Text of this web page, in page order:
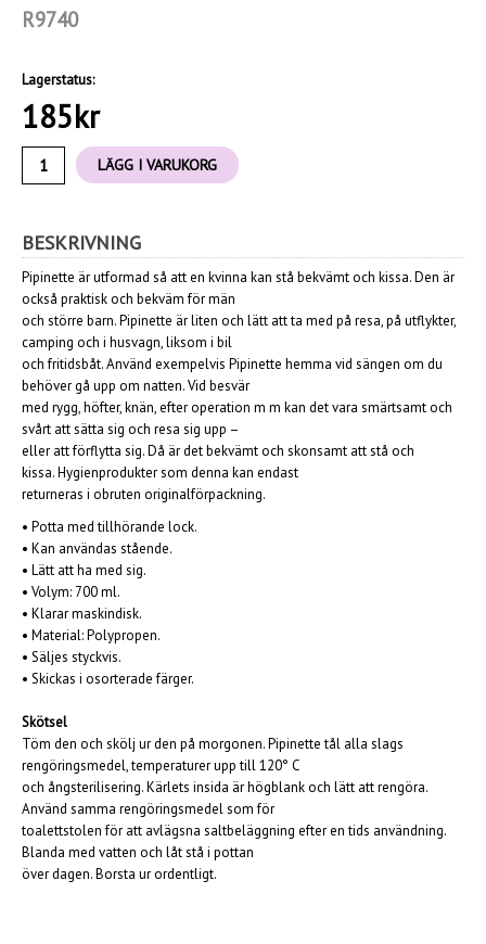
R9740
Lagerstatus:
185kr
LÄGG I VARUKORG
BESKRIVNING
Pipinette är utformad så att en kvinna kan stå bekvämt och kissa. Den är
också praktisk och bekväm för män
och större barn. Pipinette är liten och lätt att ta med på resa, på utflykter,
camping och i husvagn, liksom i bil
och fritidsbåt. Använd exempelvis Pipinette hemma vid sängen om du
behöver gå upp om natten. Vid besvär
med rygg, höfter, knän, efter operation m m kan det vara smärtsamt och
svårt att sätta sig och resa sig upp –
eller att förflytta sig. Då är det bekvämt och skonsamt att stå och
kissa. Hygienprodukter som denna kan endast
returneras i obruten originalförpackning.
• Potta med tillhörande lock.
• Kan användas stående.
• Lätt att ha med sig.
• Volym: 700 ml.
• Klarar maskindisk.
• Material: Polypropen.
• Säljes styckvis.
• Skickas i osorterade färger.
Skötsel
Töm den och skölj ur den på morgonen. Pipinette tål alla slags
rengöringsmedel, temperaturer upp till 120° C
och ångsterilisering. Kärlets insida är högblank och lätt att rengöra.
Använd samma rengöringsmedel som för
toalettstolen för att avlägsna saltbeläggning efter en tids användning.
Blanda med vatten och låt stå i pottan
över dagen. Borsta ur ordentligt.